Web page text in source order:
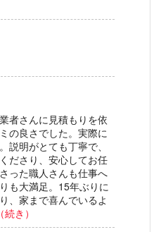
者さんに見積もりを依
の良さでした。実際に
説明がとても丁寧で、
ださり、安心してお任
った職人さんも仕事へ
も大満足。15年ぶりに
、家まで喜んでいるよ
き）